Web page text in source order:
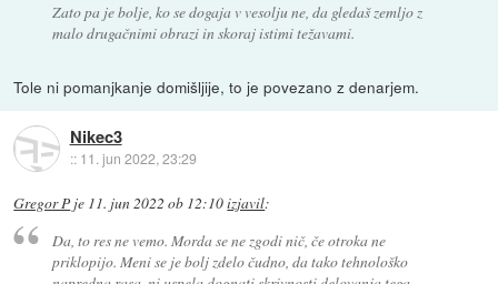
Zato pa je bolje, ko se dogaja v vesolju ne, da gledaš zemljo z
malo drugačnimi obrazi in skoraj istimi težavami.
Tole ni pomanjkanje domišljije, to je povezano z denarjem.
Nikec3
:: 11. jun 2022, 23:29
Gregor P je 11. jun 2022 ob 12:10izjavil:
Da, to res ne vemo. Morda se ne zgodi nič, če otroka ne
priklopijo. Meni se je bolj zdelo čudno, da tako tehnološko